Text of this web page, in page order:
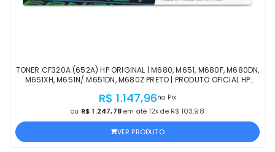
TONER CF320A (652A) HP ORIGINAL | M680, M651, M680F, M680DN,
M651XH, M651N/ M651DN, M680Z PRETO | PRODUTO OFICIAL HP
R$ 1.147,96no Pix
ou R$ 1.247,78em até 12x de R$ 103,98
VER PRODUTO